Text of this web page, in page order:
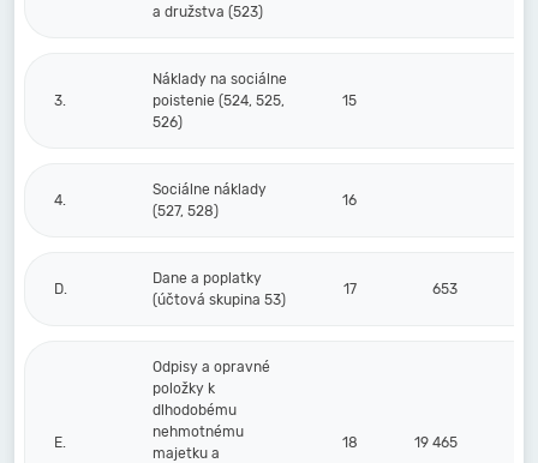
a družstva (523)
3.
Náklady na sociálne
poistenie (524, 525,
526)
15
4.
Sociálne náklady
(527, 528)
16
D.
Dane a poplatky
(účtová skupina 53)
17 653
E.
Odpisy a opravné
položky k
dlhodobému
nehmotnému
majetku a
18 19 465